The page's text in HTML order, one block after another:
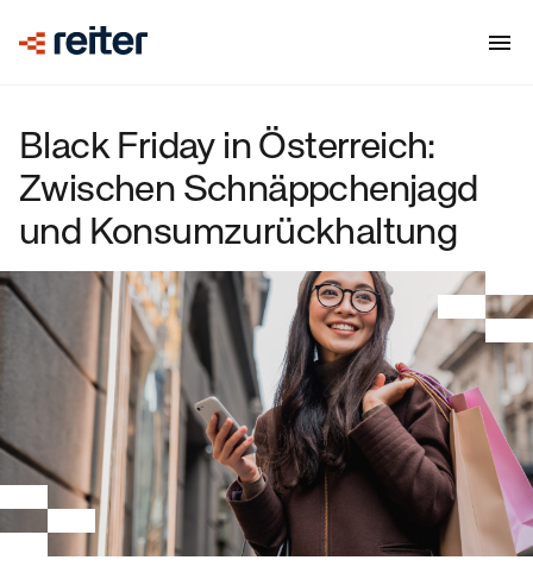
Black Friday in Österreich:
Zwischen Schnäppchenjagd
und Konsumzurückhaltung